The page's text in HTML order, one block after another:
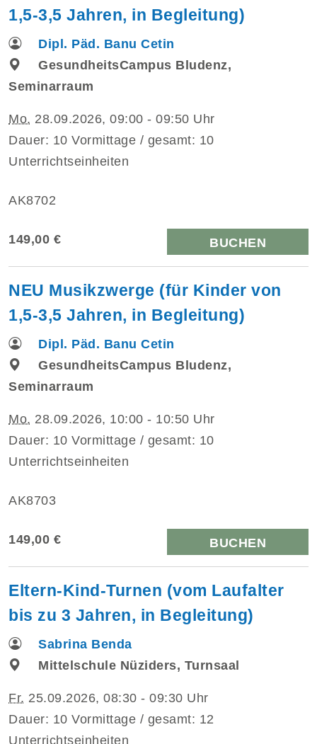
1,5-3,5 Jahren, in Begleitung)
Dipl. Päd. Banu Cetin
GesundheitsCampus Bludenz,
Seminarraum
Mo. 28.09.2026, 09:00 - 09:50 Uhr
Dauer: 10 Vormittage / gesamt: 10
Unterrichtseinheiten
AK8702
149,00 € BUCHEN
NEU Musikzwerge (für Kinder von
1,5-3,5 Jahren, in Begleitung)
Dipl. Päd. Banu Cetin
GesundheitsCampus Bludenz,
Seminarraum
Mo. 28.09.2026, 10:00 - 10:50 Uhr
Dauer: 10 Vormittage / gesamt: 10
Unterrichtseinheiten
AK8703
149,00 € BUCHEN
Eltern-Kind-Turnen (vom Laufalter
bis zu 3 Jahren, in Begleitung)
Sabrina Benda
Mittelschule Nüziders, Turnsaal
Fr. 25.09.2026, 08:30 - 09:30 Uhr
Dauer: 10 Vormittage / gesamt: 12
Unterrichtseinheiten